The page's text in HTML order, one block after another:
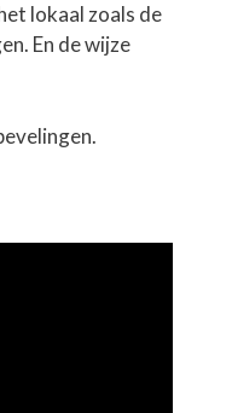
lokaal zoals de
En de wijze